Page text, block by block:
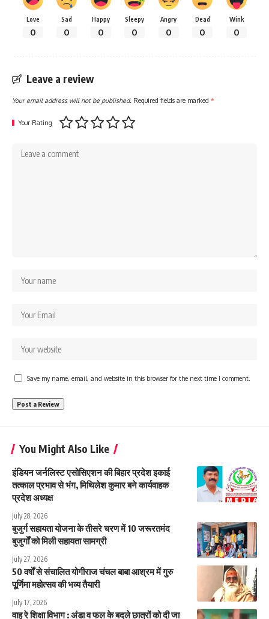
Love
0
Sad
0
Happy
0
Sleepy
0
Angry
0
Dead
0
Wink
0
Leave a review
Your email address will not be published. Required fields are marked *
Your Rating
Save my name, email, and website in this browser for the next time I comment.
You Might Also Like
इंडियन जर्नलिस्ट एसोसिएशन की बिहार प्रदेश इकाई
तत्काल प्रभाव से भंग, मिथिलेश कुमार बने कार्यवाहक
प्रदेश अध्यक्ष
July 28, 2026
बुजुर्ग सहायता योजना के तीसरे चरण में 10 जरूरतमंद
बुजुर्गों को मिली सहायता सामग्री
July 27, 2026
50 वर्षों से संचालित योगीराज चंचल बाबा आश्रम में गुरु
पूर्णिमा महोत्सव की भव्य तैयारी
July 17, 2026
वाह रे शिक्षा विभाग : अंडा व फल के बदले छात्रों को दी जा